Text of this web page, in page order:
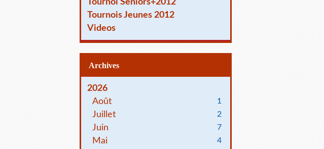
Tournoi Seniors+2012
Tournois Jeunes 2012
Videos
Archives
2026
Août
1
Juillet 2
Juin 7
Mai 4